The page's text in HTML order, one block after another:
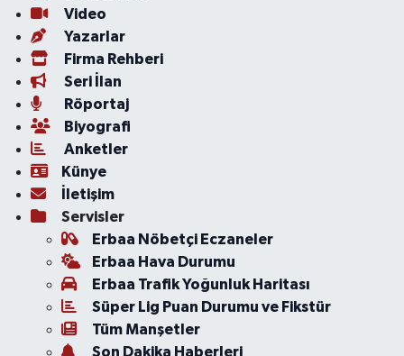
Video
Yazarlar
Firma Rehberi
Seri İlan
Röportaj
Biyografi
Anketler
Künye
İletişim
Servisler
Erbaa Nöbetçi Eczaneler
Erbaa Hava Durumu
Erbaa Trafik Yoğunluk Haritası
Süper Lig Puan Durumu ve Fikstür
Tüm Manşetler
Son Dakika Haberleri